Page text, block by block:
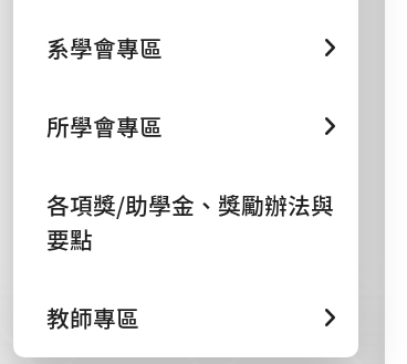
系學會專區
所學會專區
各項獎/助學金、獎勵辦法與
要點
教師專區